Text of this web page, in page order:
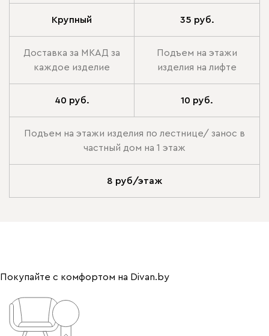
Крупный 35 руб.
Доставка за МКАД за
каждое изделие
Подъем на этажи
изделия на лифте
40 руб. 10 руб.
Подъем на этажи изделия по лестнице/ занос в
частный дом на 1 этаж
8 руб/этаж
Покупайте с комфортом на Divan.by